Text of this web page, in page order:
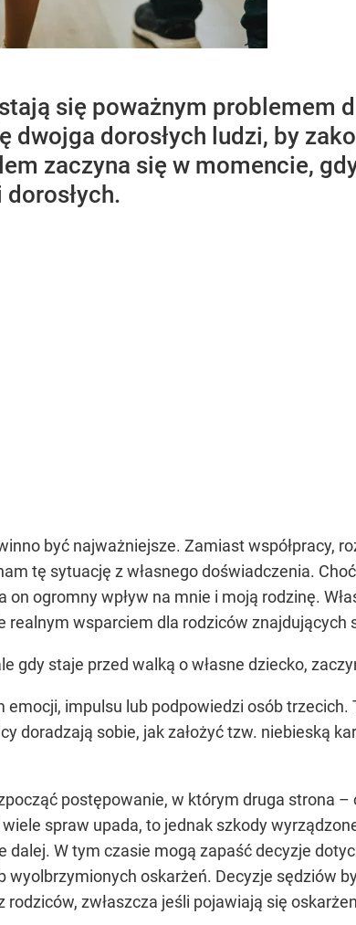
się poważnym problemem
dwojga dorosłych ludzi, by
zaczyna się w momencie,
być najważniejsze. Zamiast współpracy,
tę sytuację z własnego doświadczenia.
ogromny wpływ na mnie i moją rodzinę.
realnym wsparciem dla rodziców znajdujących
gdy staje przed walką o własne dziecko,
impulsu lub podpowiedzi osób trzecich.
doradzają sobie, jak założyć tzw. niebieską
postępowanie, w którym druga strona
spraw upada, to jednak szkody
W tym czasie mogą zapaść decyzje
oskarżeń. Decyzje sędziów
zwłaszcza jeśli pojawiają się